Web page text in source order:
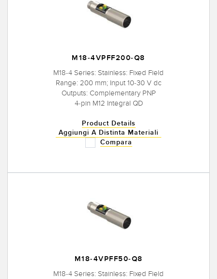
M18-4VPFF200-Q8
M18-4 Series: Stainless: Fixed Field
Range: 200 mm; Input 10-30 V dc
Outputs: Complementary PNP
4-pin M12 Integral QD
Product Details
Aggiungi A Distinta Materiali
Compara
M18-4VPFF50-Q8
M18-4 Series: Stainless: Fixed Field